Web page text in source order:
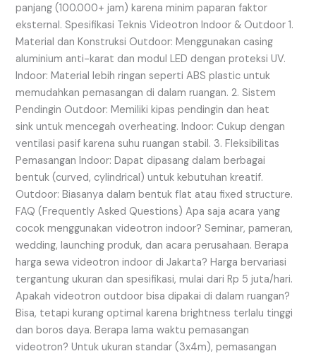
panjang (100.000+ jam) karena minim paparan faktor
eksternal. Spesifikasi Teknis Videotron Indoor & Outdoor 1.
Material dan Konstruksi Outdoor: Menggunakan casing
aluminium anti-karat dan modul LED dengan proteksi UV.
Indoor: Material lebih ringan seperti ABS plastic untuk
memudahkan pemasangan di dalam ruangan. 2. Sistem
Pendingin Outdoor: Memiliki kipas pendingin dan heat
sink untuk mencegah overheating. Indoor: Cukup dengan
ventilasi pasif karena suhu ruangan stabil. 3. Fleksibilitas
Pemasangan Indoor: Dapat dipasang dalam berbagai
bentuk (curved, cylindrical) untuk kebutuhan kreatif.
Outdoor: Biasanya dalam bentuk flat atau fixed structure.
FAQ (Frequently Asked Questions) Apa saja acara yang
cocok menggunakan videotron indoor? Seminar, pameran,
wedding, launching produk, dan acara perusahaan. Berapa
harga sewa videotron indoor di Jakarta? Harga bervariasi
tergantung ukuran dan spesifikasi, mulai dari Rp 5 juta/hari.
Apakah videotron outdoor bisa dipakai di dalam ruangan?
Bisa, tetapi kurang optimal karena brightness terlalu tinggi
dan boros daya. Berapa lama waktu pemasangan
videotron? Untuk ukuran standar (3x4m), pemasangan